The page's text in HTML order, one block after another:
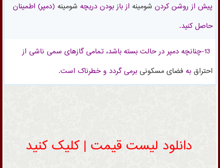
پیش از روشن کردن شومینه از باز بودن دریچه شومینه (دمپر) اطمینان
حاصل کنید.
دمپر در حالت بسته باشد، تمامی گازهای سمی ناشی از
احتراق به فضای مسکونی برمی گردد و خطرناک است.
دانلود لیست قیمت | کلیک کنید